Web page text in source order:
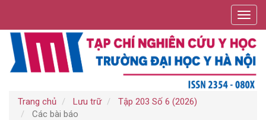
chính
Nội
dung
chính
Trang chủ Lưu trữ
Tập 203 Số 6 (2026)
Các bài báo